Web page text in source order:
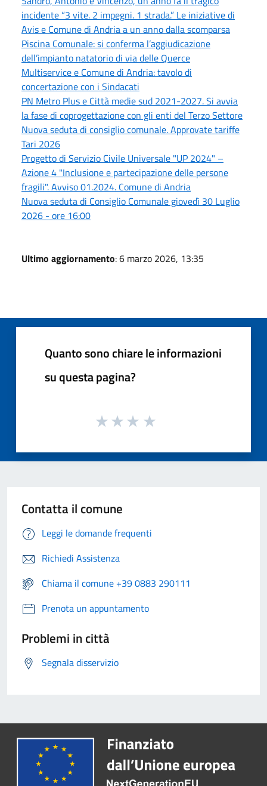
incidente “3 vite. 2 impegni. 1 strada.” Le iniziative di
Avis e Comune di Andria a un anno dalla scomparsa
Piscina Comunale: si conferma l’aggiudicazione
dell’impianto natatorio di via delle Querce
Multiservice e Comune di Andria: tavolo di
concertazione con i Sindacati
PN Metro Plus e Città medie sud 2021-2027. Si avvia
la fase di coprogettazione con gli enti del Terzo Settore
Nuova seduta di consiglio comunale. Approvate tariffe
Tari 2026
Progetto di Servizio Civile Universale "UP 2024" –
Azione 4 "Inclusione e partecipazione delle persone
fragili". Avviso 01.2024. Comune di Andria
Nuova seduta di Consiglio Comunale giovedì 30 Luglio
2026 - ore 16:00
Ultimo aggiornamento: 6 marzo 2026, 13:35
Quanto sono chiare le informazioni
su questa pagina?
Contatta il comune
Leggi le domande frequenti
Richiedi Assistenza
Chiama il comune +39 0883 290111
Prenota un appuntamento
Problemi in città
Segnala disservizio